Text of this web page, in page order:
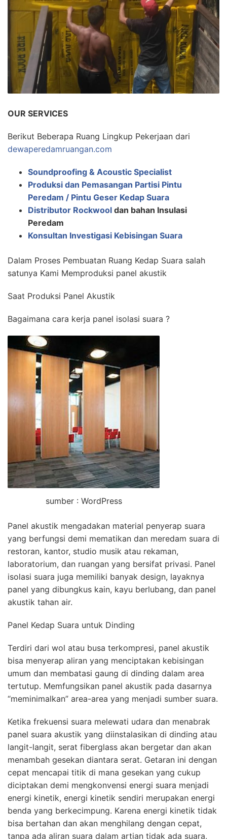
OUR SERVICES
Berikut Beberapa Ruang Lingkup Pekerjaan dari
dewaperedamruangan.com
Soundproofing & Acoustic Specialist
Produksi dan Pemasangan Partisi Pintu
Peredam / Pintu Geser Kedap Suara
Distributor Rockwool dan bahan Insulasi
Peredam
Konsultan Investigasi Kebisingan Suara
Dalam Proses Pembuatan Ruang Kedap Suara salah
satunya Kami Memproduksi panel akustik
Saat Produksi Panel Akustik
Bagaimana cara kerja panel isolasi suara ?
sumber : WordPress
Panel akustik mengadakan material penyerap suara
yang berfungsi demi mematikan dan meredam suara di
restoran, kantor, studio musik atau rekaman,
laboratorium, dan ruangan yang bersifat privasi. Panel
isolasi suara juga memiliki banyak design, layaknya
panel yang dibungkus kain, kayu berlubang, dan panel
akustik tahan air.
Panel Kedap Suara untuk Dinding
Terdiri dari wol atau busa terkompresi, panel akustik
bisa menyerap aliran yang menciptakan kebisingan
umum dan membatasi gaung di dinding dalam area
tertutup. Memfungsikan panel akustik pada dasarnya
“meminimalkan” area-area yang menjadi sumber suara.
Ketika frekuensi suara melewati udara dan menabrak
panel suara akustik yang diinstalasikan di dinding atau
langit-langit, serat fiberglass akan bergetar dan akan
menambah gesekan diantara serat. Getaran ini dengan
cepat mencapai titik di mana gesekan yang cukup
diciptakan demi mengkonvensi energi suara menjadi
energi kinetik, energi kinetik sendiri merupakan energi
benda yang berkecimpung. Karena energi kinetik tidak
bisa bertahan dan akan menghilang dengan cepat,
tanpa ada aliran suara dalam artian tidak ada suara.